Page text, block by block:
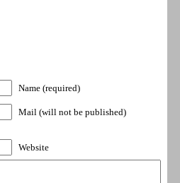
Name (required)
Mail (will not be published)
Website